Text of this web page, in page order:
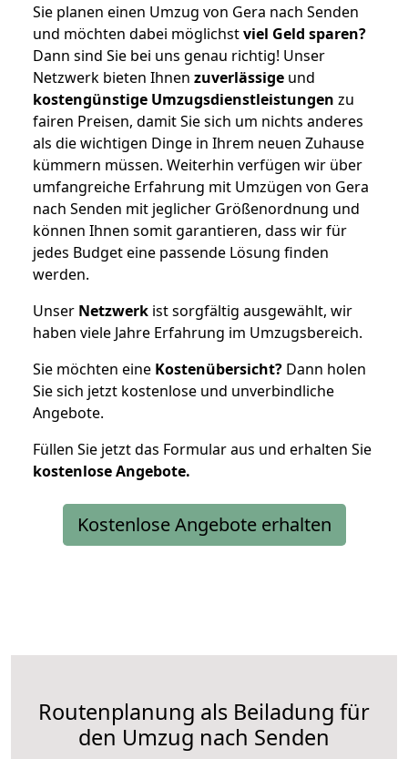
Sie planen einen Umzug von Gera nach Senden
und möchten dabei möglichstviel Geld sparen?
Dann sind Sie bei uns genau richtig! Unser
Netzwerk bieten Ihnen zuverlässige und
kostengünstige Umzugsdienstleistungen zu
fairen Preisen, damit Sie sich um nichts anderes
als die wichtigen Dinge in Ihrem neuen Zuhause
kümmern müssen. Weiterhin verfügen wir über
umfangreiche Erfahrung mit Umzügen von Gera
nach Senden mit jeglicher Größenordnung und
können Ihnen somit garantieren, dass wir für
jedes Budget eine passende Lösung finden
werden.
Unser Netzwerk ist sorgfältig ausgewählt, wir
haben viele Jahre Erfahrung im Umzugsbereich.
Sie möchten eine Kostenübersicht? Dann holen
Sie sich jetzt kostenlose und unverbindliche
Angebote.
Füllen Sie jetzt das Formular aus und erhalten Sie
kostenloseAngebote.
Kostenlose Angebote erhalten
Routenplanung als Beiladung für
den Umzug nach Senden